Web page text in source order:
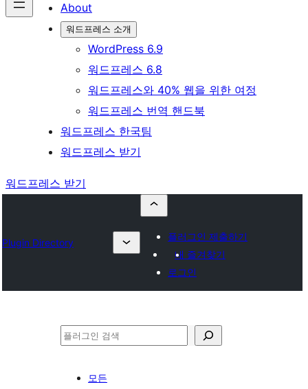
About
워드프레스 소개
WordPress 6.9
워드프레스 6.8
워드프레스와 40% 웹을 위한 여정
워드프레스 번역 핸드북
워드프레스 한국팀
워드프레스 받기
워드프레스 받기
Plugin Directory
플러그인 제출하기
내 즐겨찾기
로그인
검
모든